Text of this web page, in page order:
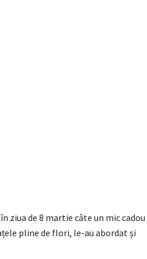
ziua de 8 martie câte un mic cadou
pline de flori, le-au abordat și